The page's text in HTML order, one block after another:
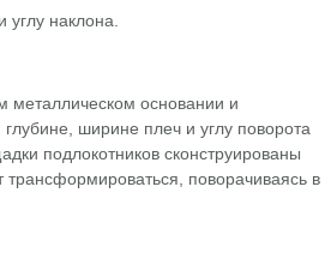
углу наклона.
основании и
ширине плеч и углу поворота
подлокотников сконструированы
трансформироваться, поворачиваясь в